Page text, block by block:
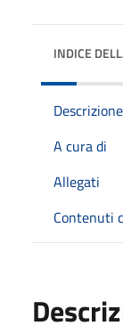
INDICE
Descrizione
A cura di
Allegati
Contenuti